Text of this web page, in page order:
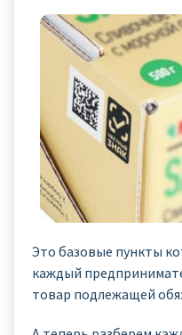
Это базовые пункты
каждый
товар подлежащей